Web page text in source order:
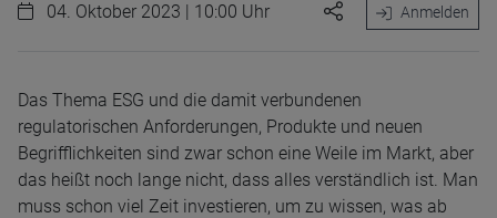
04. Oktober 2023 | 10:00 Uhr Anmelden
Das Thema ESG und die damit verbundenen
regulatorischen Anforderungen, Produkte und neuen
Begrifflichkeiten sind zwar schon eine Weile im Markt, aber
das heißt noch lange nicht, dass alles verständlich ist. Man
muss schon viel Zeit investieren, um zu wissen, was ab